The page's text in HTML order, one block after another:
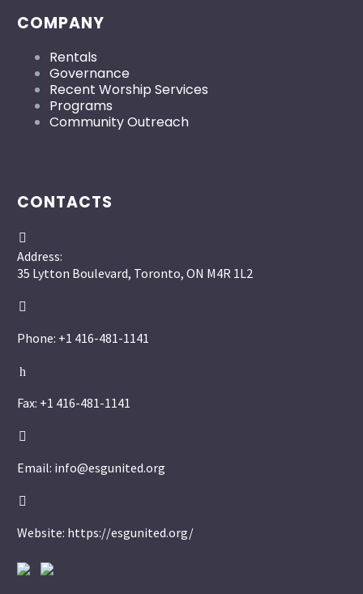
COMPANY
Rentals
Governance
Recent Worship Services
Programs
Community Outreach
CONTACTS


Address:
35 Lytton Boulevard, Toronto, ON M4R 1L2


Phone: +1 416-481-1141
h
h
Fax: +1 416-481-1141


Email: info@esgunited.org


Website: https://esgunited.org/